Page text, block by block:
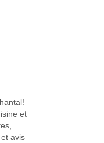
et
avis